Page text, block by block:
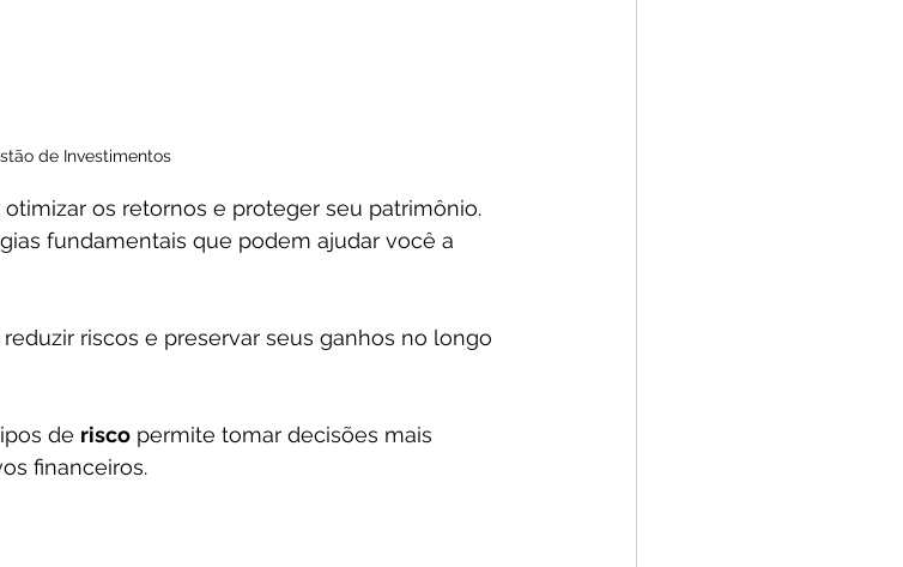
de Investimentos
otimizar os retornos e proteger seu patrimônio.
fundamentais que podem ajudar você a
riscos e preservar seus ganhos no longo
de risco permite tomar decisões mais
financeiros.